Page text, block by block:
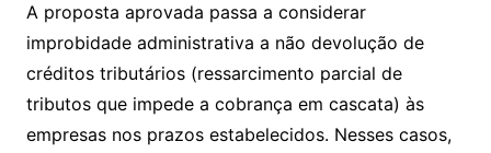
A proposta aprovada passa a considerar
improbidade administrativa a não devolução de
créditos tributários (ressarcimento parcial de
tributos que impede a cobrança em cascata) às
empresas nos prazos estabelecidos. Nesses casos,